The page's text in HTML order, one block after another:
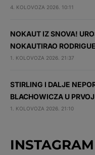
4. KOLOVOZA 2026. 10:11
NOKAUT IZ SNOVA!
NOKAUTIRAO
1. KOLOVOZA 2026. 21:37
STIRLING I DALJE
BLACHOWICZA U
1. KOLOVOZA 2026. 21:10
INSTAGRAM